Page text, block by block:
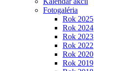
Fotogaléria
Rok 2025
Rok 2024
Rok 2023
Rok 2022
Rok 2020
Rok 2019